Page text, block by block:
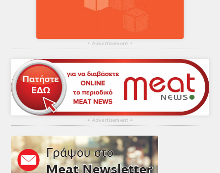
▴ Advertisement ▴
▴ Advertisement ▴